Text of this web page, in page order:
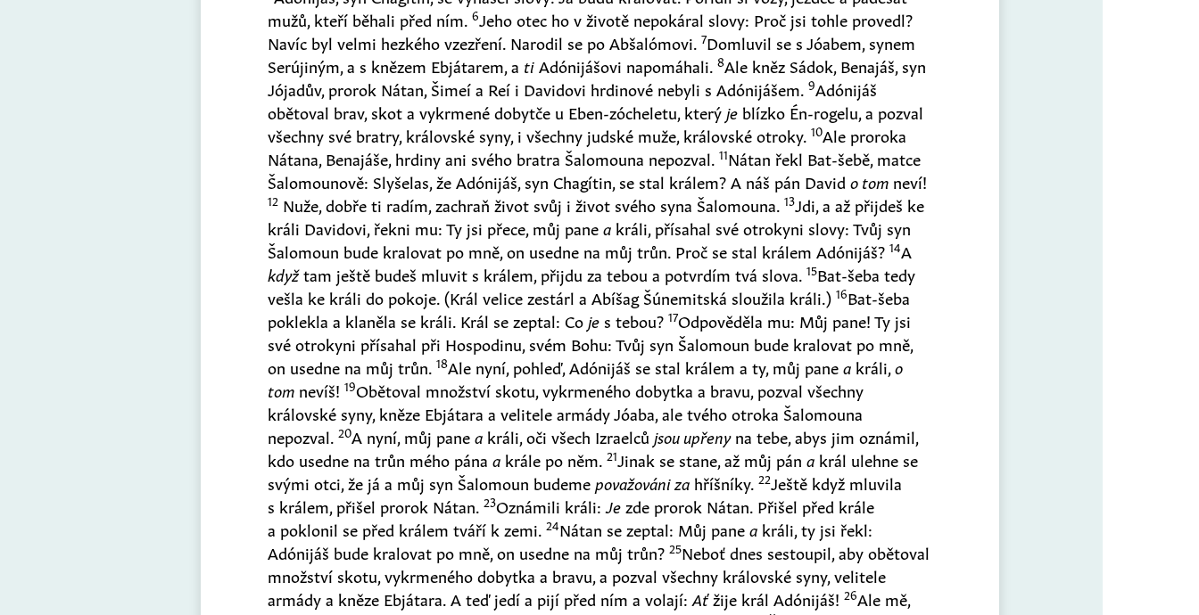
mužů, kteří běhali před ním.6Jeho otec ho v životě nepokáral slovy: Proč jsi tohle provedl?
Navíc byl velmi hezkého vzezření. Narodil se po Abšalómovi.7Domluvil se s Jóabem, synem
Serújiným, a s knězem Ebjátarem, a ti Adónijášovi napomáhali.8Ale kněz Sádok, Benajáš, syn
Jójadův, prorok Nátan, Šimeí a Reí i Davidovi hrdinové nebyli s Adónijášem.9Adónijáš
obětoval brav, skot a vykrmené dobytče u Eben-zócheletu, který je blízko Én-rogelu, a pozval
všechny své bratry, královské syny, i všechny judské muže, královské otroky.10Ale proroka
Nátana, Benajáše, hrdiny ani svého bratra Šalomouna nepozval.11Nátan řekl Bat-šebě, matce
Šalomounově: Slyšelas, že Adónijáš, syn Chagítin, se stal králem? A náš pán Davido tom neví!
12 Nuže, dobře ti radím, zachraň život svůj i život svého syna Šalomouna.13Jdi, a až přijdeš ke
králi Davidovi, řekni mu: Ty jsi přece, můj panea králi, přísahal své otrokyni slovy: Tvůj syn
Šalomoun bude kralovat po mně, on usedne na můj trůn. Proč se stal králem Adónijáš?14A
kdyžtam ještě budeš mluvit s králem, přijdu za tebou a potvrdím tvá slova.15Bat-šeba tedy
vešla ke králi do pokoje. (Král velice zestárl a Abíšag Šúnemitská sloužila králi.)16Bat-šeba
poklekla a klaněla se králi. Král se zeptal: Co je s tebou?17Odpověděla mu: Můj pane! Ty jsi
své otrokyni přísahal při Hospodinu, svém Bohu: Tvůj syn Šalomoun bude kralovat po mně,
on usedne na můj trůn.18Ale nyní, pohleď, Adónijáš se stal králem a ty, můj panea králi,o
tom nevíš!19Obětoval množství skotu, vykrmeného dobytka a bravu, pozval všechny
královské syny, kněze Ebjátara a velitele armády Jóaba, ale tvého otroka Šalomouna
nepozval.20A nyní, můj panea králi, oči všech Izraelců jsou upřenyna tebe, abys jim oznámil,
kdo usedne na trůn mého pánaa krále po něm.21Jinak se stane, až můj pána král ulehne se
svými otci, že já a můj syn Šalomoun budeme považováni za hříšníky.22Ještě když mluvila
s králem, přišel prorok Nátan.23Oznámili králi:Je zde prorok Nátan. Přišel před krále
a poklonil se před králem tváří k zemi.24Nátan se zeptal: Můj panea králi, ty jsi řekl:
Adónijáš bude kralovat po mně, on usedne na můj trůn?25Neboť dnes sestoupil, aby obětoval
množství skotu, vykrmeného dobytka a bravu, a pozval všechny královské syny, velitele
armády a kněze Ebjátara. A teď jedí a pijí před ním a volají:Aťžije král Adónijáš!26Ale mě,